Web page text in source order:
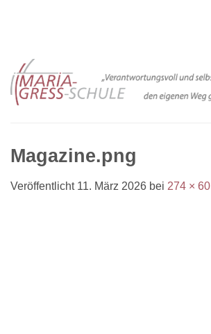
Magazine.png
Veröffentlicht 11. März 2026 bei 274 × 60